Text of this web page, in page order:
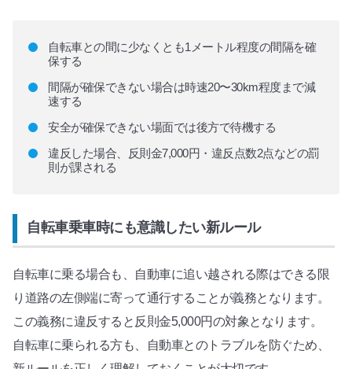
自転車との間に少なくとも1メートル程度の間隔を確
保する
間隔が確保できない場合は時速20〜30km程度まで減
速する
安全が確保できない場面では後方で待機する
違反した場合、反則金7,000円・違反点数2点などの罰
則が課される
自転車乗車時にも意識したい新ルール
自転車に乗る場合も、自動車に追い越される際はできる限
り道路の左側端に寄って通行することが義務となります。
この義務に違反すると反則金5,000円の対象となります。
自転車に乗られる方も、自動車とのトラブルを防ぐため、